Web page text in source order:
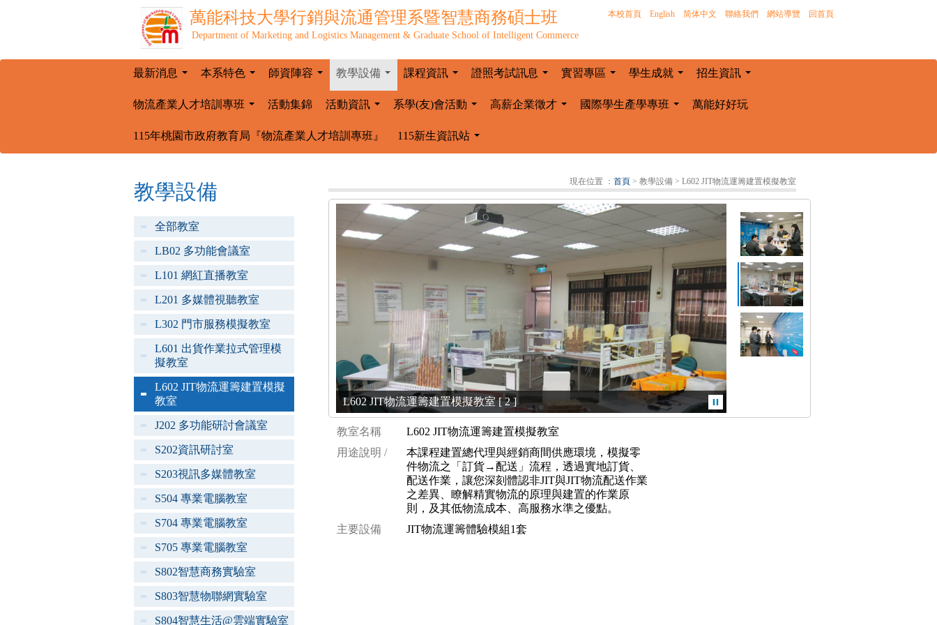
萬能科技大學行銷與流通管理系暨智慧商務碩士班
Department of Marketing and Logistics Management & Graduate School of Intelligent Commerce
本校首頁｜ English｜ 简体中文 聯絡我們 網站導覽｜ 回首頁
最新消息 本系特色 師資陣容 教學設備 課程資訊 證照考試訊息 實習專區 學生成就 招生資訊
物流產業人才培訓專班
活動集錦 活動資訊 系學(友)會活動 高薪企業徵才 國際學生產學專班 萬能好好玩
115年桃園市政府教育局『物流產業人才培訓專班』 115新生資訊站
教學設備
全部教室
LB02 多功能會議室
L101 網紅直播教室
L201 多媒體視聽教室
L302 門市服務模擬教室
L601 出貨作業拉式管理模
擬教室
L602 JIT物流運籌建置模擬
教室
J202 多功能研討會議室
S202資訊研討室
S203視訊多媒體教室
S504 專業電腦教室
S704 專業電腦教室
S705 專業電腦教室
S802智慧商務實驗室
S803智慧物聯網實驗室
S804智慧生活@雲端實驗室
現在位置 ： 首頁 > 教學設備 > L602 JIT物流運籌建置模擬教室
L602 JIT物流運籌建置模擬教室 [ 2 ]
教室名稱
L602 JIT物流運籌建置模擬教室
用途說明 /
本課程建置總代理與經銷商間供應環境，模擬零
件物流之「訂貨→配送」流程，透過實地訂貨、
配送作業，讓您深刻體認非JIT與JIT物流配送作業
之差異、瞭解精實物流的原理與建置的作業原
則，及其低物流成本、高服務水準之優點。
主要設備
JIT物流運籌體驗模組1套